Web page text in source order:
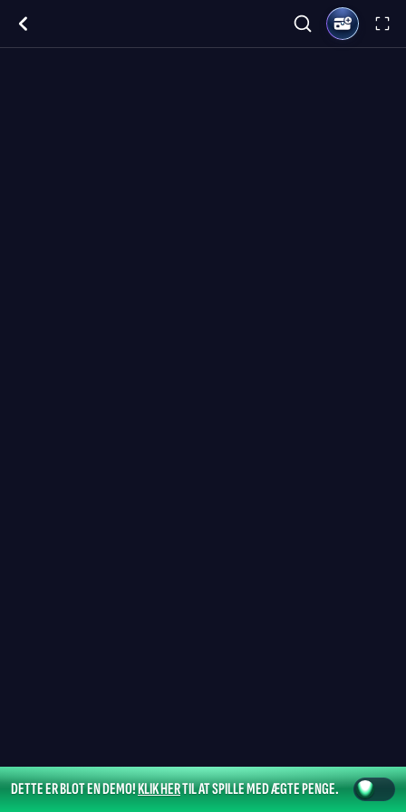
DETTE ER BLOT EN DEMO!KLIK HERTIL AT SPILLE MED ÆGTE PENGE.